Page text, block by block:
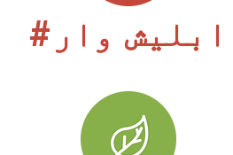
#ابلیش وار